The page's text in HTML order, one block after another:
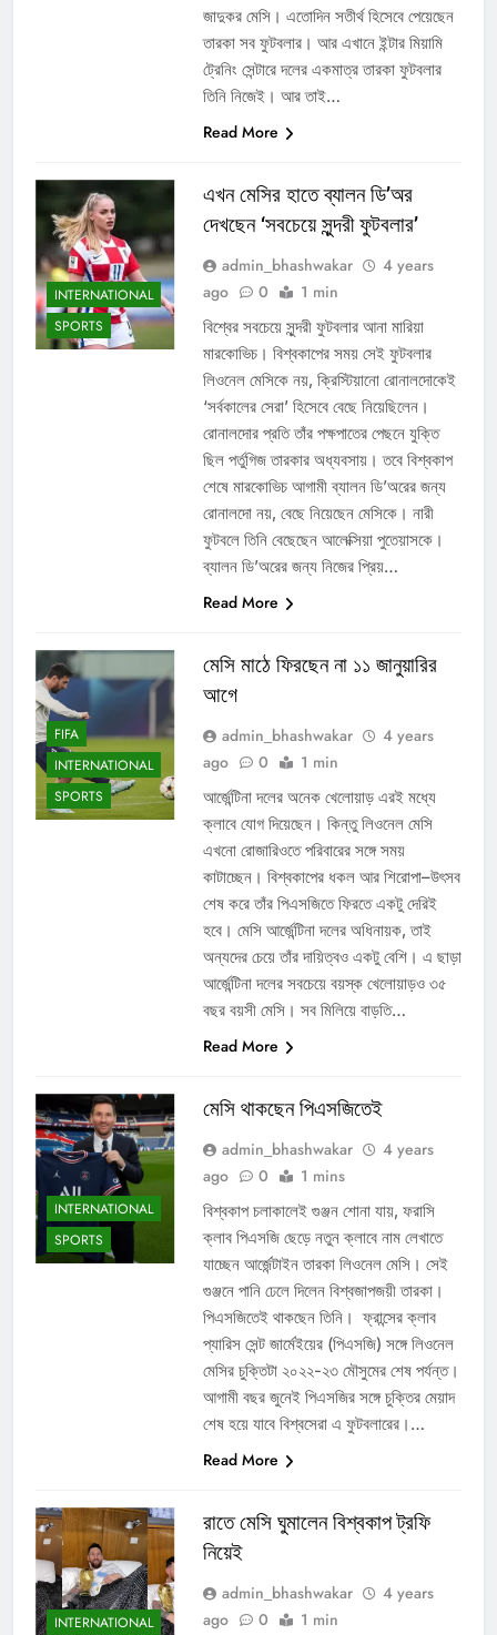
জাদুকর মেসি। এতোদিন সতীর্থ হিসেবে পেয়েছেন
তারকা সব ফুটবলার। আর এখানে ইন্টার মিয়ামি
ট্রেনিং সেন্টারে দলের একমাত্র তারকা ফুটবলার
তিনি নিজেই। আর তাই…
Read More
INTERNATIONAL
SPORTS
এখন মেসির হাতে ব্যালন ডি’অর
দেখছেন ‘সবচেয়ে সুন্দরী ফুটবলার’
admin_bhashwakar
4 years
ago
0 1 min
বিশ্বের সবচেয়ে সুন্দরী ফুটবলার আনা মারিয়া
মারকোভিচ। বিশ্বকাপের সময় সেই ফুটবলার
লিওনেল মেসিকে নয়, ক্রিস্টিয়ানো রোনালদোকেই
‘সর্বকালের সেরা’ হিসেবে বেছে নিয়েছিলেন।
রোনালদোর প্রতি তাঁর পক্ষপাতের পেছনে যুক্তি
ছিল পর্তুগিজ তারকার অধ্যবসায়। তবে বিশ্বকাপ
শেষে মারকোভিচ আগামী ব্যালন ডি’অরের জন্য
রোনালদো নয়, বেছে নিয়েছেন মেসিকে। নারী
ফুটবলে তিনি বেছেছেন আলেক্সিয়া পুতেয়াসকে।
ব্যালন ডি’অরের জন্য নিজের প্রিয়…
Read More
FIFA
INTERNATIONAL
SPORTS
মেসি মাঠে ফিরছেন না ১১ জানুয়ারির
আগে
admin_bhashwakar
4 years
ago
0 1 min
আর্জেন্টিনা দলের অনেক খেলোয়াড় এরই মধ্যে
ক্লাবে যোগ দিয়েছেন। কিন্তু লিওনেল মেসি
এখনো রোজারিওতে পরিবারের সঙ্গে সময়
কাটাচ্ছেন। বিশ্বকাপের ধকল আর শিরোপা–উৎসব
শেষ করে তাঁর পিএসজিতে ফিরতে একটু দেরিই
হবে। মেসি আর্জেন্টিনা দলের অধিনায়ক, তাই
অন্যদের চেয়ে তাঁর দায়িত্বও একটু বেশি। এ ছাড়া
আর্জেন্টিনা দলের সবচেয়ে বয়স্ক খেলোয়াড়ও ৩৫
বছর বয়সী মেসি। সব মিলিয়ে বাড়তি…
Read More
INTERNATIONAL
SPORTS
মেসি থাকছেন পিএসজিতেই
admin_bhashwakar
4 years
ago
0 1 mins
বিশ্বকাপ চলাকালেই গুঞ্জন শোনা যায়, ফরাসি
ক্লাব পিএসজি ছেড়ে নতুন ক্লাবে নাম লেখাতে
যাচ্ছেন আর্জেন্টাইন তারকা লিওনেল মেসি। সেই
গুঞ্জনে পানি ঢেলে দিলেন বিশ্বজাপজয়ী তারকা।
পিএসজিতেই থাকছেন তিনি। ফ্রান্সের ক্লাব
প্যারিস সেন্ট জার্মেইয়ের (পিএসজি) সঙ্গে লিওনেল
মেসির চুক্তিটা ২০২২-২৩ মৌসুমের শেষ পর্যন্ত।
আগামী বছর জুনেই পিএসজির সঙ্গে চুক্তির মেয়াদ
শেষ হয়ে যাবে বিশ্বসেরা এ ফুটবলারের।…
Read More
INTERNATIONAL
রাতে মেসি ঘুমালেন বিশ্বকাপ ট্রফি
নিয়েই
admin_bhashwakar
4 years
ago
0 1 min